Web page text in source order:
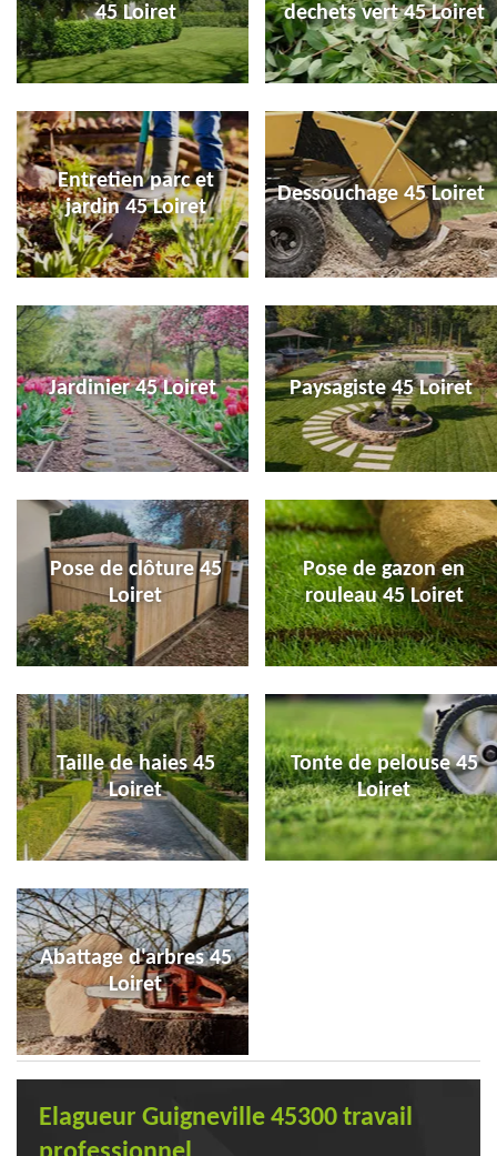
45 Loiret
dechets vert 45 Loiret
Entretien parc et
jardin 45 Loiret
Dessouchage 45 Loiret
Jardinier 45 Loiret Paysagiste 45 Loiret
Pose de clôture 45
Loiret
Pose de gazon en
rouleau 45 Loiret
Taille de haies 45
Loiret
Tonte de pelouse 45
Loiret
Abattage d'arbres 45
Loiret
Elagueur Guigneville 45300 travail